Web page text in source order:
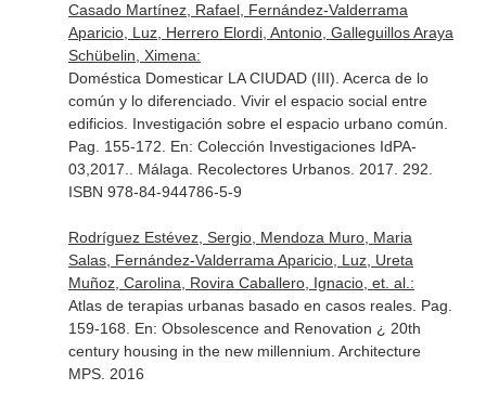
Casado Martínez, Rafael, Fernández-Valderrama
Aparicio, Luz, Herrero Elordi, Antonio, Galleguillos Araya
Schübelin, Ximena:
Doméstica Domesticar LA CIUDAD (III). Acerca de lo
común y lo diferenciado. Vivir el espacio social entre
edificios. Investigación sobre el espacio urbano común.
Pag. 155-172. En: Colección Investigaciones IdPA-
03,2017.
. Málaga. Recolectores Urbanos. 2017. 292.
ISBN 978-84-944786-5-9
Rodríguez Estévez, Sergio, Mendoza Muro, Maria
Salas, Fernández-Valderrama Aparicio, Luz, Ureta
Muñoz, Carolina, Rovira Caballero, Ignacio, et. al.:
Atlas de terapias urbanas basado en casos reales. Pag.
159-168. En: Obsolescence and Renovation ¿ 20th
century housing in the new millennium . Architecture
MPS. 2016